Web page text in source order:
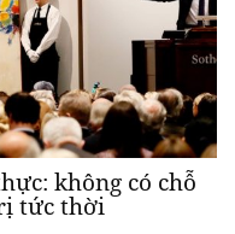
không có chỗ
tức thời